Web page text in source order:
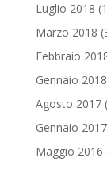
Luglio 2018
Marzo 2018
Febbraio
Gennaio 2018
Agosto 2017
Gennaio 2017
Maggio 2016